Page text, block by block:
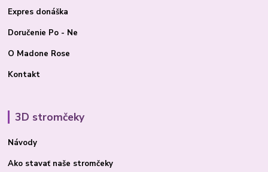
Expres donáška
Doručenie Po - Ne
O Madone Rose
Kontakt
3D stromčeky
Návody
Ako stavať naše stromčeky